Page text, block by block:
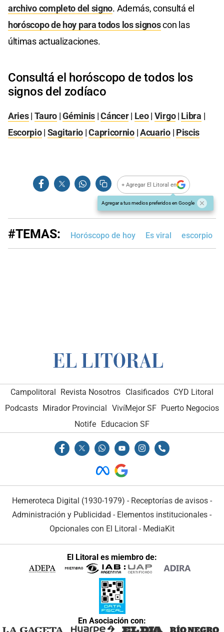
archivo completo del signo. Además, consultá el
horóscopo de hoy para todos los signoscon las
últimas actualizaciones.
Consultá el horóscopo de todos los
signos del zodíaco
Aries| Tauro |Géminis |Cáncer| Leo| Virgo| Libra |
Escorpio| Sagitario |Capricornio|Acuario| Piscis
+ Agregar El Litoral en
Agregar a tus medios preferidos en Google
#TEMAS: Horóscopo de hoy Es viral escorpio
Campolitoral Revista Nosotros Clasificados CYD Litoral
Podcasts Mirador Provincial VivíMejor SF Puerto Negocios
Notife Educacion SF
Hemeroteca Digital (1930-1979) - Receptorías de avisos -
Administración y Publicidad - Elementos institucionales -
Opcionales con El Litoral - MediaKit
El Litoral es miembro de:
En Asociación con: